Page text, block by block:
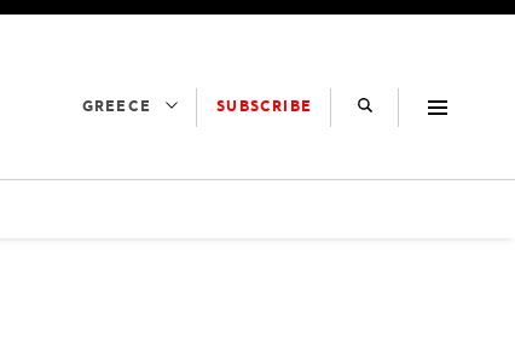
GREECE SUBSCRIBE